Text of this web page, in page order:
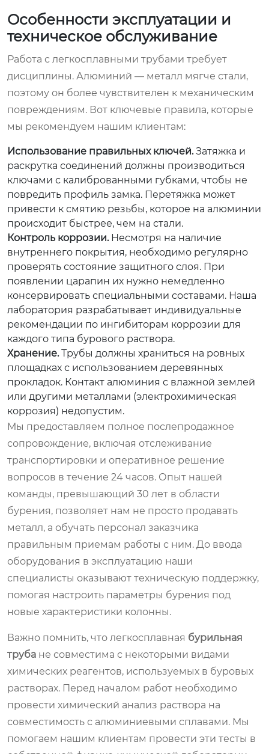
Особенности эксплуатации и
техническое обслуживание
Работа с легкосплавными трубами требует
дисциплины. Алюминий — металл мягче стали,
поэтому он более чувствителен к механическим
повреждениям. Вот ключевые правила, которые
мы рекомендуем нашим клиентам:
Использование правильных ключей.Затяжка и
раскрутка соединений должны производиться
ключами с калиброванными губками, чтобы не
повредить профиль замка. Перетяжка может
привести к смятию резьбы, которое на алюминии
происходит быстрее, чем на стали.
Контроль коррозии.Несмотря на наличие
внутреннего покрытия, необходимо регулярно
проверять состояние защитного слоя. При
появлении царапин их нужно немедленно
консервировать специальными составами. Наша
лаборатория разрабатывает индивидуальные
рекомендации по ингибиторам коррозии для
каждого типа бурового раствора.
Хранение.Трубы должны храниться на ровных
площадках с использованием деревянных
прокладок. Контакт алюминия с влажной землей
или другими металлами (электрохимическая
коррозия) недопустим.
Мы предоставляем полное послепродажное
сопровождение, включая отслеживание
транспортировки и оперативное решение
вопросов в течение 24 часов. Опыт нашей
команды, превышающий 30 лет в области
бурения, позволяет нам не просто продавать
металл, а обучать персонал заказчика
правильным приемам работы с ним. До ввода
оборудования в эксплуатацию наши
специалисты оказывают техническую поддержку,
помогая настроить параметры бурения под
новые характеристики колонны.
Важно помнить, что легкосплавная бурильная
труба не совместима с некоторыми видами
химических реагентов, используемых в буровых
растворах. Перед началом работ необходимо
провести химический анализ раствора на
совместимость с алюминиевыми сплавами. Мы
помогаем нашим клиентам провести эти тесты в